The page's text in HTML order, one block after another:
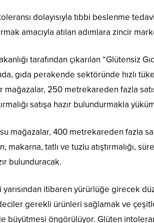
dolayısıyla tıbbi beslenme
amacıyla atılan adımlara zincir
tarafından çıkarılan “Glütensiz
gıda perakende sektöründe hızlı
mağazalar, 250 metrekareden fazla
satışa hazır bulundurmakla
mağazalar, 400 metrekareden fazla
makarna, tatlı ve tuzlu atıştırmalığı,
bulunduracak.
yarısından itibaren yürürlüğe girecek
gerekli ürünleri sağlamak ve
büyütmesi öngörülüyor. Glüten